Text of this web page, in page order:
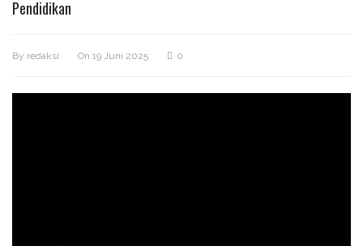
Pendidikan
By redaksi On 19 Juni 2025 0